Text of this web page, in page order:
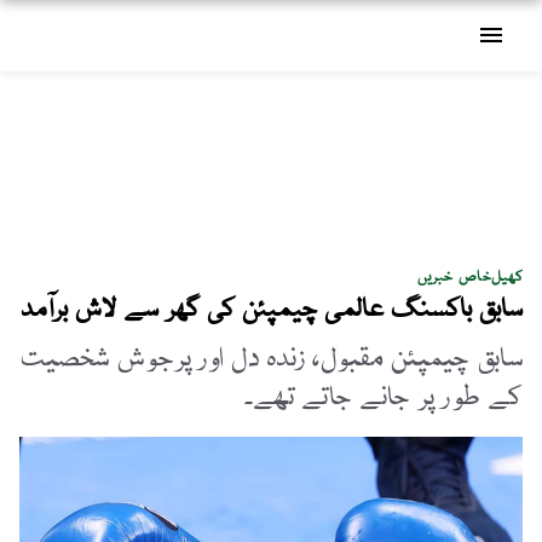
menu
کھیلخاص خبریں
سابق باکسنگ عالمی چیمپئن کی گھر سے لاش برآمد
سابق چیمپئن مقبول، زندہ دل اور پرجوش شخصیت
کے طور پر جانے جاتے تھے۔